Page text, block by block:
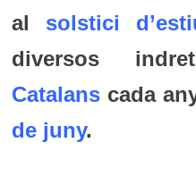
al solstici
diversos
Catalans cada
de juny.